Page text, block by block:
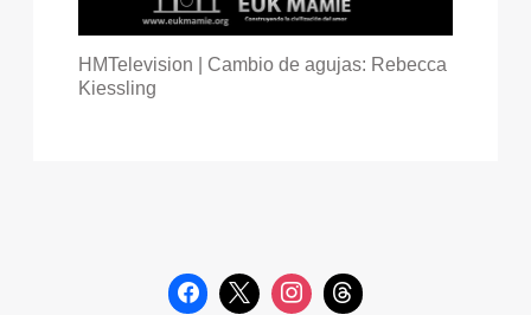
HMTelevision | Cambio de agujas: Rebecca
Kiessling